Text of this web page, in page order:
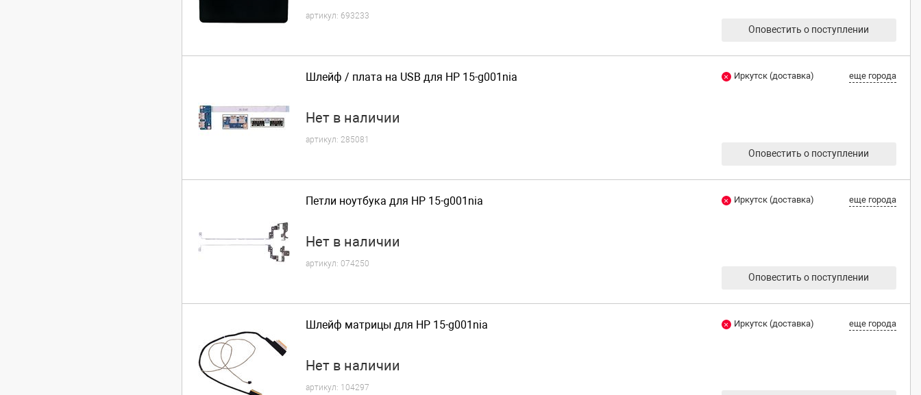
артикул: 693233
Оповестить о поступлении
Шлейф / плата на USB для HP 15-g001nia
Нет в наличии
артикул: 285081
Иркутск (доставка) еще города
Оповестить о поступлении
Петли ноутбука для HP 15-g001nia
Нет в наличии
артикул: 074250
Иркутск (доставка) еще города
Оповестить о поступлении
Шлейф матрицы для HP 15-g001nia
Нет в наличии
артикул: 104297
Иркутск (доставка) еще города